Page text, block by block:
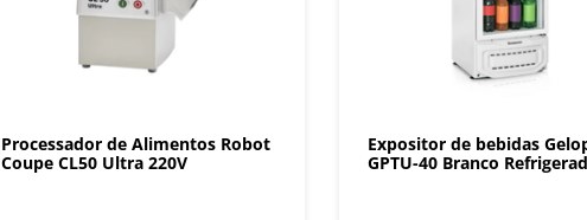
Processador de Alimentos Robot
Coupe CL50 Ultra 220V
Expositor de bebidas
GPTU-40 Branco